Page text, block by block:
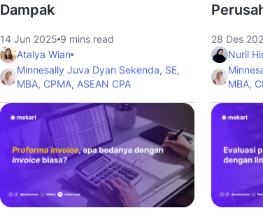
Dampak
14 Jun 2025 9 mins read
Atalya Wian
Minnesally Juva Dyan Sekenda, SE,
MBA, CPMA, ASEAN CPA
28 Des
Nuril
MBA,